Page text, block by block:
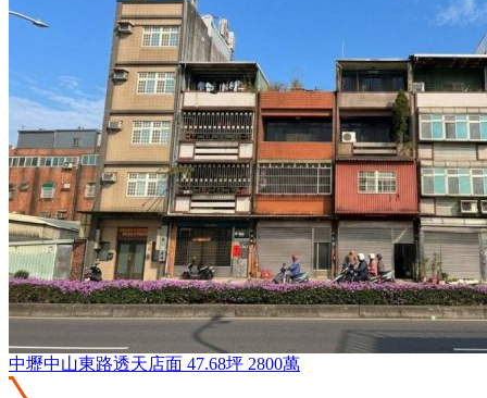
中壢中山東路透天店面 47.68坪 2800萬